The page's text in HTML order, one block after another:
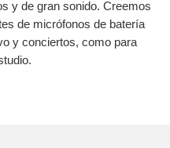
y de gran sonido. Creemos
de micrófonos de batería
y conciertos, como para